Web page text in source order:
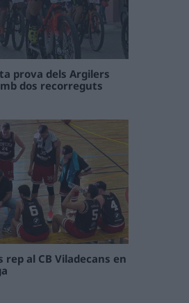
prova dels Argilers
dos recorreguts
rep al CB Viladecans en